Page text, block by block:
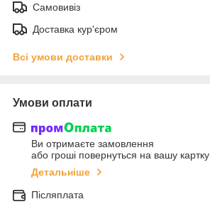
Самовивіз
Доставка кур'єром
Всі умови доставки
Умови оплати
Ви отримаєте замовлення
або гроші повернуться на вашу картку
Детальніше
Післяплата